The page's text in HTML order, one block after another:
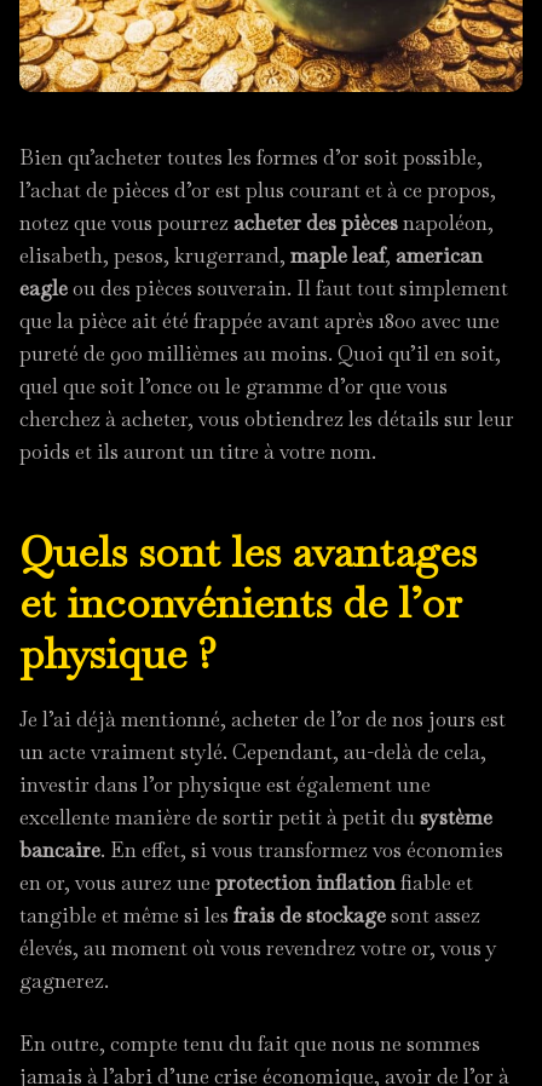
Bien qu’acheter toutes les formes d’or soit possible,
l’achat de pièces d’or est plus courant et à ce propos,
notez que vous pourrezacheter des piècesnapoléon,
elisabeth, pesos, krugerrand, maple leaf, american
eagleou des pièces souverain. Il faut tout simplement
que la pièce ait été frappée avant après 1800 avec une
pureté de 900 millièmes au moins. Quoi qu’il en soit,
quel que soit l’once ou le gramme d’or que vous
cherchez à acheter, vous obtiendrez les détails sur leur
poids et ils auront un titre à votre nom.
Quels sont les avantages
et inconvénients de l’or
physique ?
Je l’ai déjà mentionné, acheter de l’or de nos jours est
un acte vraiment stylé. Cependant, au-delà de cela,
investir dans l’or physique est également une
excellente manière de sortir petit à petit dusystème
bancaire. En effet, si vous transformez vos économies
en or, vous aurez une protection inflationfiable et
tangible et même si les frais de stockagesont assez
élevés, au moment où vous revendrez votre or, vous y
gagnerez.
En outre, compte tenu du fait que nous ne sommes
jamais à l’abri d’une crise économique, avoir de l’or à